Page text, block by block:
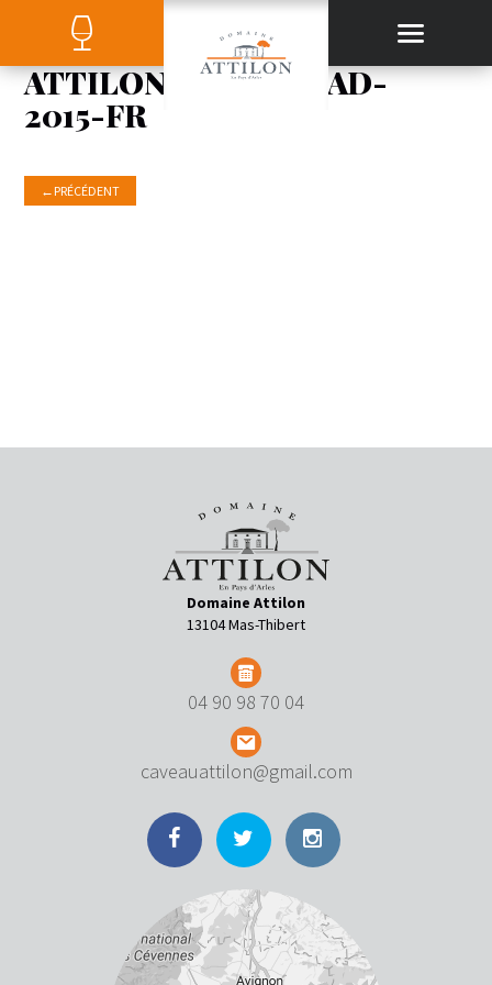
ATTILON-ROSE-TRAD-
2015-FR
← PRÉCÉDENT
Domaine Attilon
13104 Mas-Thibert
04 90 98 70 04
caveauattilon@gmail.com